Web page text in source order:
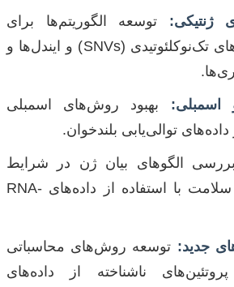
ژنتیکی: توسعه الگوریتم‌ها برای
شناسایی واریانت‌های تک‌نوکلئوتیدی (SNVs) و ایندل‌ها و
اسمبلی: بهبود روش‌های اسمبلی
توالی‌یابی بلندخوان.
الگوهای بیان ژن در شرایط
مختلف بیماری و سلامت با استفاده از داده‌های RNA-
جدید: توسعه روش‌های محاسباتی
ناشناخته از داده‌های